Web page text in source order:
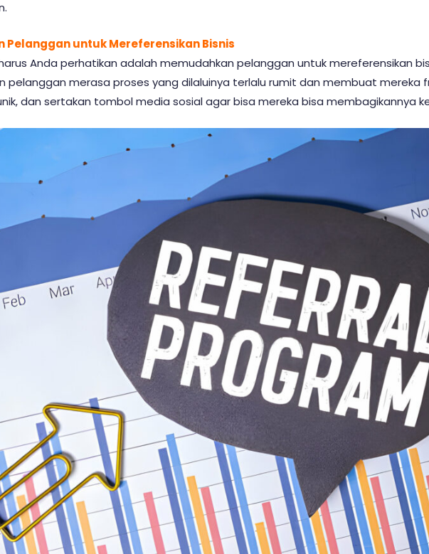
Pelanggan untuk Mereferensikan Bisnis
Anda perhatikan adalah memudahkan pelanggan untuk mereferensikan
pelanggan merasa proses yang dilaluinya terlalu rumit dan membuat mereka
dan sertakan tombol media sosial agar bisa mereka bisa membagikannya